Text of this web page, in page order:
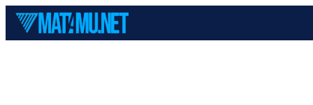
Skip